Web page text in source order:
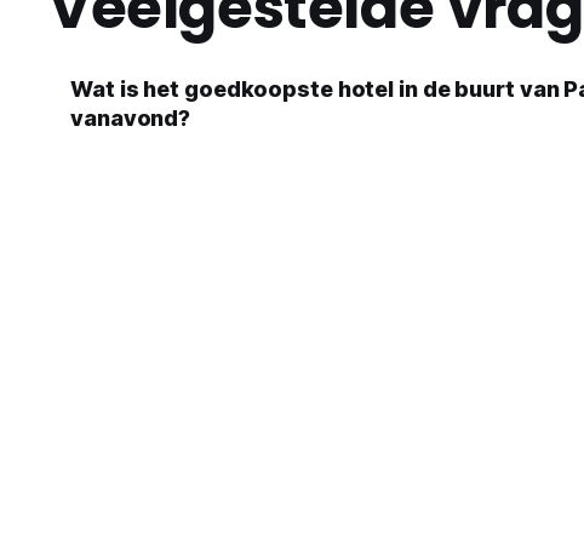
Wat is het goedkoopste hotel in de buurt van
vanavond?